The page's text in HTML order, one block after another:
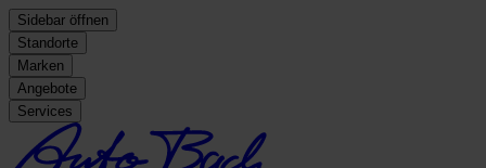
Sidebar öffnen
Standorte
Marken
Angebote
Services